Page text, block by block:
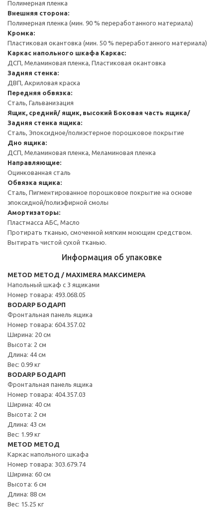
Полимерная пленка
Внешняя сторона:
Полимерная пленка (мин. 90 % переработанного материала)
Кромка:
Пластиковая окантовка (мин. 50 % переработанного материала)
Каркас напольного шкафа Каркас:
ДСП, Меламиновая пленка, Пластиковая окантовка
Задняя стенка:
ДВП, Акриловая краска
Передняя обвязка:
Сталь, Гальванизация
Ящик, средний/ ящик, высокий Боковая часть ящика/
Задняя стенка ящика:
Сталь, Эпоксидное/полиэстерное порошковое покрытие
Дно ящика:
ДСП, Меламиновая пленка, Меламиновая пленка
Направляющие:
Оцинкованная сталь
Обвязка ящика:
Сталь, Пигментированное порошковое покрытие на основе
эпоксидной/полиэфирной смолы
Амортизаторы:
Пластмасса АБС, Масло
Протирать тканью, смоченной мягким моющим средством.
Вытирать чистой сухой тканью.
Информация об упаковке
METOD МЕТОД / MAXIMERA МАКСИМЕРА
Напольный шкаф с 3 ящиками
Номер товара: 493.068.05
BODARP БОДАРП
Фронтальная панель ящика
Номер товара: 604.357.02
Ширина: 20 см
Высота: 2 см
Длина: 44 см
Вес: 0.99 кг
BODARP БОДАРП
Фронтальная панель ящика
Номер товара: 404.357.03
Ширина: 40 см
Высота: 2 см
Длина: 43 см
Вес: 1.99 кг
METOD МЕТОД
Каркас напольного шкафа
Номер товара: 303.679.74
Ширина: 60 см
Высота: 6 см
Длина: 88 см
Вес: 15.25 кг